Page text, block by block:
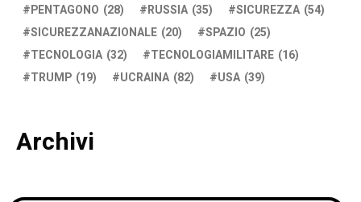
PENTAGONO (28) RUSSIA (35) SICUREZZA (54)
SICUREZZANAZIONALE (20) SPAZIO (25)
TECNOLOGIA (32) TECNOLOGIAMILITARE (16)
TRUMP (19) UCRAINA (82) USA (39)
Archivi